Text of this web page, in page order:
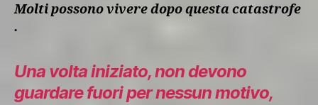
Molti possono vivere dopo questa catastrofe
.
Una volta iniziato, non devono
guardare fuori per nessun motivo,